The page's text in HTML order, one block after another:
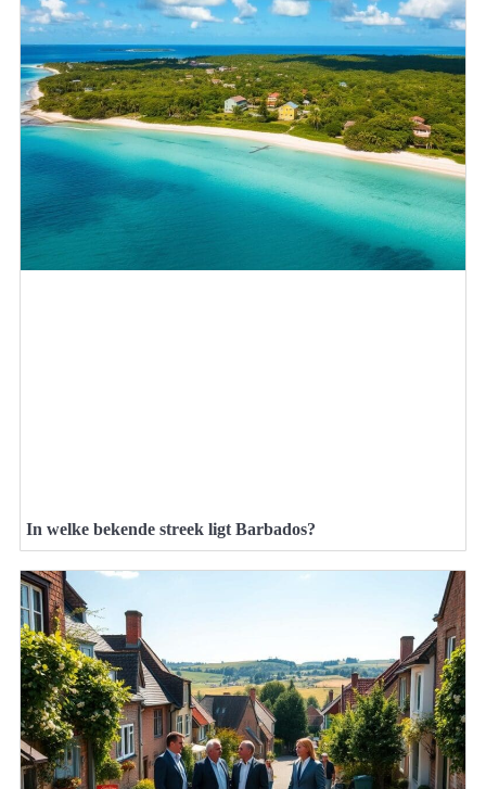
In welke bekende streek ligt Barbados?